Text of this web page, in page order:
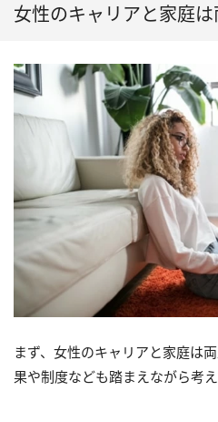
女性のキャリアと家庭は
まず、女性のキャリアと家庭は
果や制度なども踏まえながら考え